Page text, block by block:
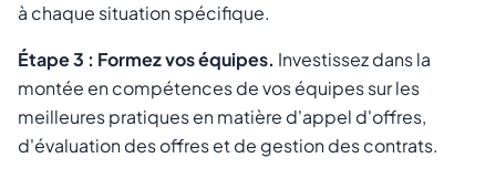
à chaque situation spécifique.
Étape 3 : Formez vos équipes. Investissez dans la
montée en compétences de vos équipes sur les
meilleures pratiques en matière d'appel d'offres,
d'évaluation des offres et de gestion des contrats.